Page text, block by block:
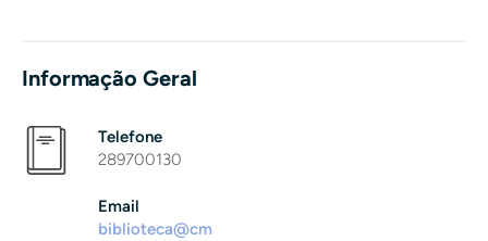
Informação Geral
Telefone
289700130
Email
biblioteca@cm